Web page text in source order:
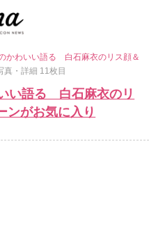
かわいい語る 白石麻衣のリス顔＆
真・詳細 11枚目
い語る 白石麻衣のリ
ンがお気に入り